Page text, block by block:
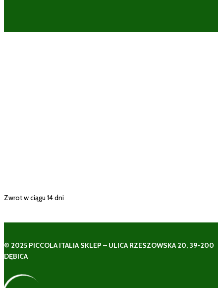
Zwrot w ciągu 14 dni
© 2025 PICCOLA ITALIA SKLEP – ULICA RZESZOWSKA 20, 39-200
DĘBICA